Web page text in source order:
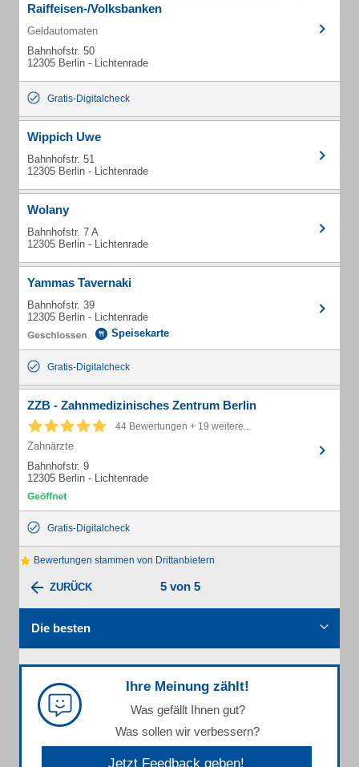
Raiffeisen-/Volksbanken
Geldautomaten
Bahnhofstr. 50
12305 Berlin - Lichtenrade
Gratis-Digitalcheck
Wippich Uwe
Bahnhofstr. 51
12305 Berlin - Lichtenrade
Wolany
Bahnhofstr. 7 A
12305 Berlin - Lichtenrade
Yammas Tavernaki
Bahnhofstr. 39
12305 Berlin - Lichtenrade
Speisekarte
Gratis-Digitalcheck
ZZB - Zahnmedizinisches Zentrum Berlin
44 Bewertungen + 19 weitere...
Zahnärzte
Bahnhofstr. 9
12305 Berlin - Lichtenrade
Gratis-Digitalcheck
Bewertungen stammen von Drittanbietern
ZURÜCK 5 von 5
Die besten
Ihre Meinung zählt!
Was gefällt Ihnen gut?
Was sollen wir verbessern?
Jetzt Feedback geben!